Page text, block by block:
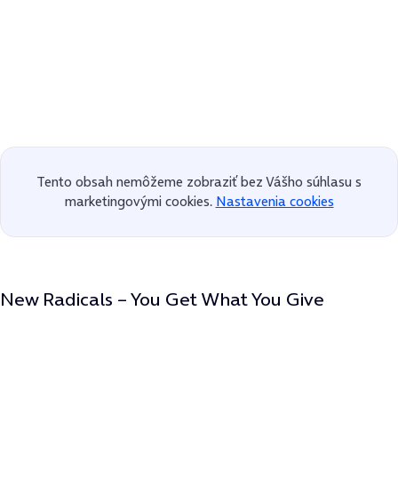
Tento obsah nemôžeme zobraziť bez Vášho súhlasu s
marketingovými cookies. Nastavenia cookies
New Radicals – You Get What You Give